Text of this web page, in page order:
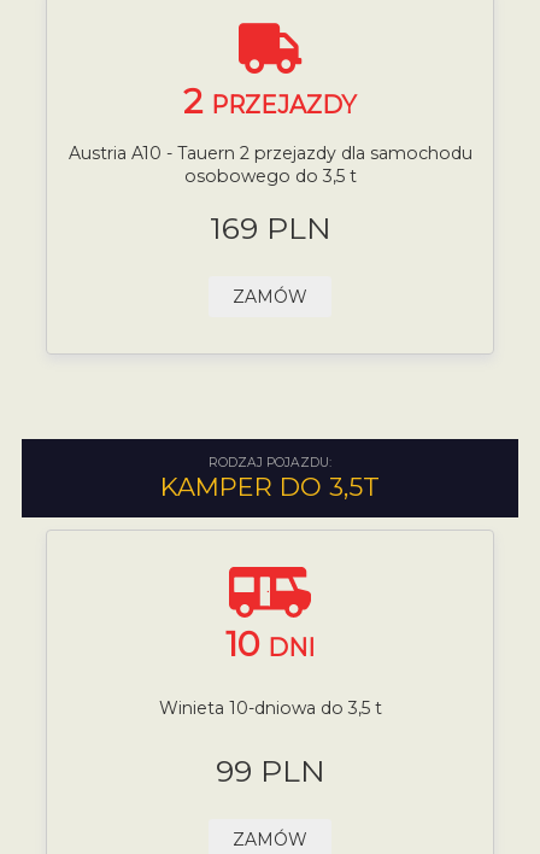
2 PRZEJAZDY
Austria A10 - Tauern 2 przejazdy dla samochodu
osobowego do 3,5 t
169 PLN
ZAMÓW
RODZAJ POJAZDU:
KAMPER DO 3,5T
10 DNI
Winieta 10-dniowa do 3,5 t
99 PLN
ZAMÓW